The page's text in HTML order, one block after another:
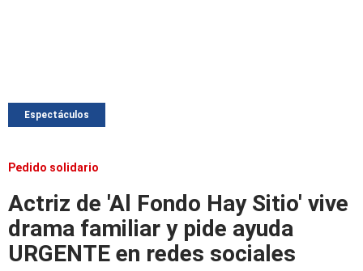
Espectáculos
Pedido solidario
Actriz de 'Al Fondo Hay Sitio' vive
drama familiar y pide ayuda
URGENTE en redes sociales